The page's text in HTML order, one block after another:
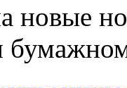
новые